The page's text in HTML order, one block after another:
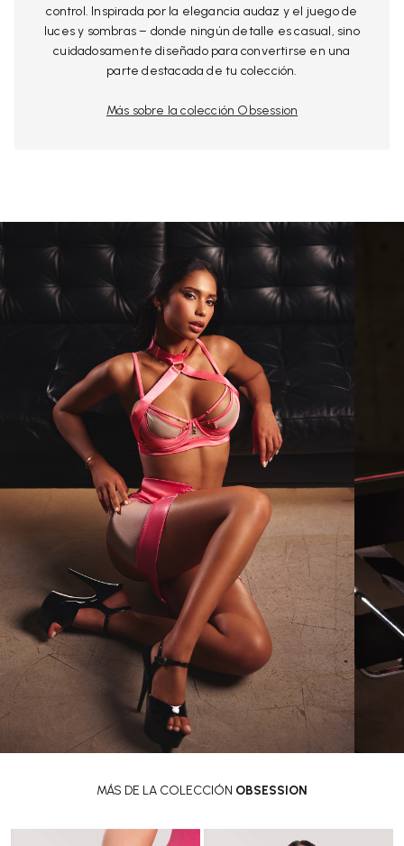
control. Inspirada por la elegancia audaz y el juego de
luces y sombras – donde ningún detalle es casual, sino
cuidadosamente diseñado para convertirse en una
parte destacada de tu colección.
Más sobre la colección Obsession
MÁS DE LA COLECCIÓN OBSESSION